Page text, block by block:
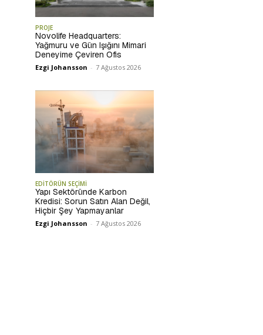
PROJE
Novolife Headquarters:
Yağmuru ve Gün Işığını Mimari
Deneyime Çeviren Ofis
Ezgi Johansson - 7 Ağustos 2026
EDİTÖRÜN SEÇİMİ
Yapı Sektöründe Karbon
Kredisi: Sorun Satın Alan Değil,
Hiçbir Şey Yapmayanlar
Ezgi Johansson - 7 Ağustos 2026